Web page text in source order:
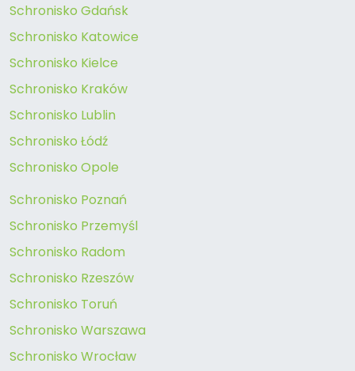
Schronisko Gdańsk
Schronisko Katowice
Schronisko Kielce
Schronisko Kraków
Schronisko Lublin
Schronisko Łódź
Schronisko Opole
Schronisko Poznań
Schronisko Przemyśl
Schronisko Radom
Schronisko Rzeszów
Schronisko Toruń
Schronisko Warszawa
Schronisko Wrocław